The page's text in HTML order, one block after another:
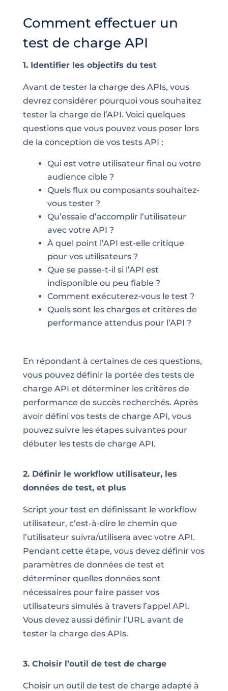
Comment effectuer un
test de charge API
1. Identifier les objectifs du test
Avant de tester la charge des APIs, vous
devrez considérer pourquoi vous souhaitez
tester la charge de l’API. Voici quelques
questions que vous pouvez vous poser lors
de la conception de vos tests API :
Qui est votre utilisateur final ou votre
audience cible ?
Quels flux ou composants souhaitez-
vous tester ?
Qu’essaie d’accomplir l’utilisateur
avec votre API ?
À quel point l’API est-elle critique
pour vos utilisateurs ?
Que se passe-t-il si l’API est
indisponible ou peu fiable ?
Comment exécuterez-vous le test ?
Quels sont les charges et critères de
performance attendus pour l’API ?
En répondant à certaines de ces questions,
vous pouvez définir la portée des tests de
charge API et déterminer les critères de
performance de succès recherchés. Après
avoir défini vos tests de charge API, vous
pouvez suivre les étapes suivantes pour
débuter les tests de charge API.
2. Définir le workflow utilisateur, les
données de test, et plus
Script your test en définissant le workflow
utilisateur, c’est-à-dire le chemin que
l’utilisateur suivra/utilisera avec votre API.
Pendant cette étape, vous devez définir vos
paramètres de données de test et
déterminer quelles données sont
nécessaires pour faire passer vos
utilisateurs simulés à travers l’appel API.
Vous devez aussi définir l’URL avant de
tester la charge des APIs.
3. Choisir l’outil de test de charge
Choisir un outil de test de charge adapté à